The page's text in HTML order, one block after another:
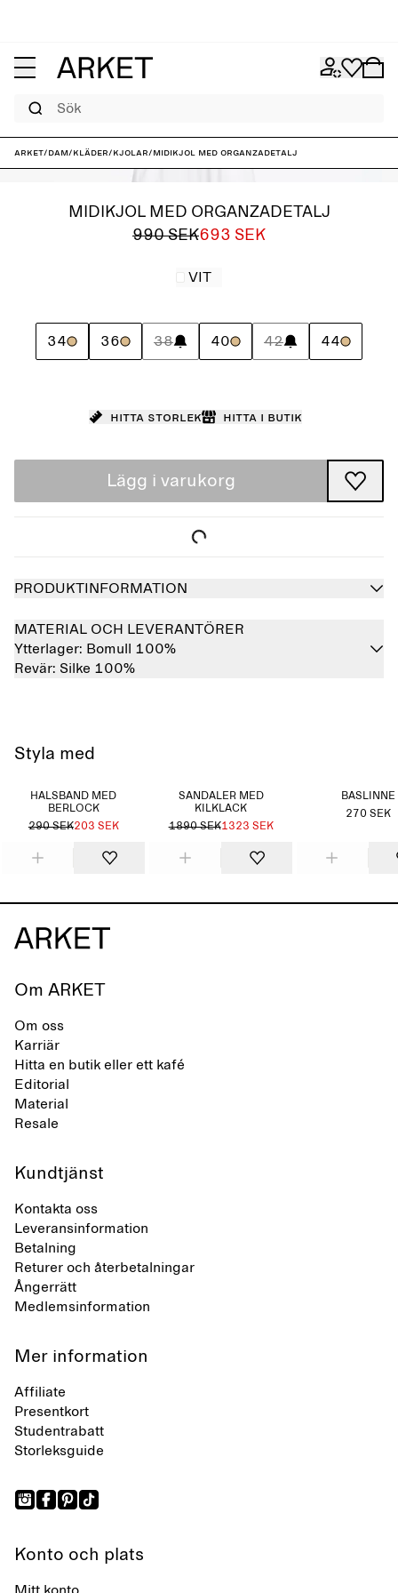
ARKET/Dam/Kläder/Kjolar/Midikjol med organzadetalj
MIDIKJOL MED ORGANZADETALJ
990 SEK693 SEK
VIT
34 36 38 40 42 44
Hitta storlek Hitta i butik
Lägg i varukorg
PRODUKTINFORMATION
MATERIAL OCH LEVERANTÖRER
Ytterlager: Bomull 100%
Revär: Silke 100%
Styla med
HALSBAND MED
BERLOCK
290 SEK203 SEK
SANDALER MED
KILKLACK
1890 SEK1323 SEK
BASLINNE
270 SEK
Om ARKET
Om oss
Karriär
Hitta en butik eller ett kafé
Editorial
Material
Resale
Kundtjänst
Kontakta oss
Leveransinformation
Betalning
Returer och återbetalningar
Ångerrätt
Medlemsinformation
Mer information
Affiliate
Presentkort
Studentrabatt
Storleksguide
Konto och plats